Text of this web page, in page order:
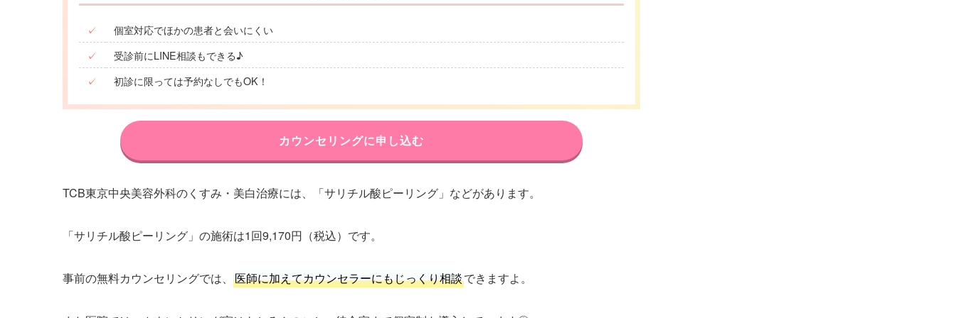
✓
個室対応でほかの患者と会いにくい
✓
受診前にLINE相談もできる♪
✓
初診に限っては予約なしでもOK！
カウンセリングに申し込む
TCB東京中央美容外科のくすみ・美白治療には、「サリチル酸ピーリング」などがあります。
「サリチル酸ピーリング」の施術は1回9,170円（税込）です。
事前の無料カウンセリングでは、 医師に加えてカウンセラーにもじっくり相談できますよ。